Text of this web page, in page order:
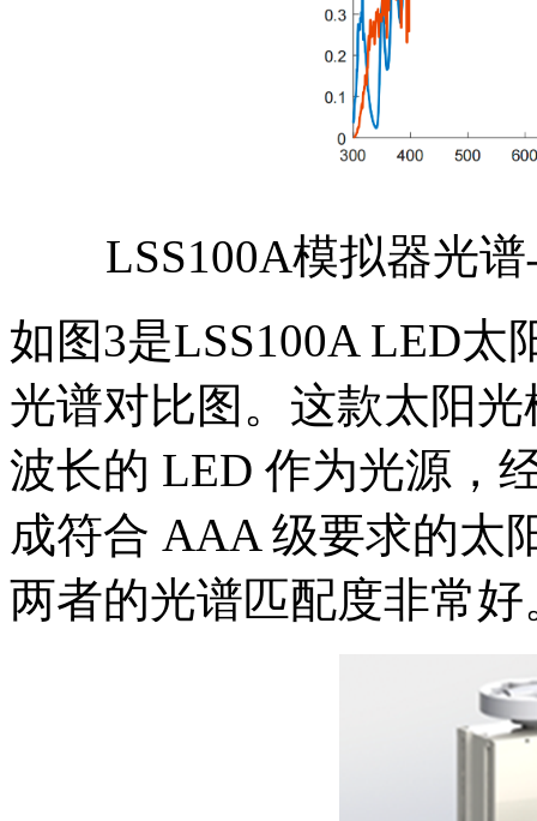
LSS100A模拟器光
如图3是LSS100A LED
光谱对比图。这款太阳光
波长的 LED 作为光源，
成符合 AAA 级要求的太
两者的光谱匹配度非常好